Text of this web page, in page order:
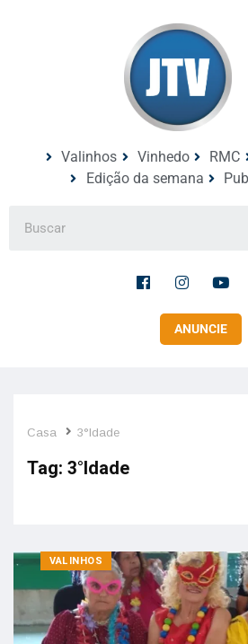
Valinhos Vinhedo RMC
Edição da semana
ANUNCIE
Casa 3°Idade
Tag: 3°Idade
VALINHOS